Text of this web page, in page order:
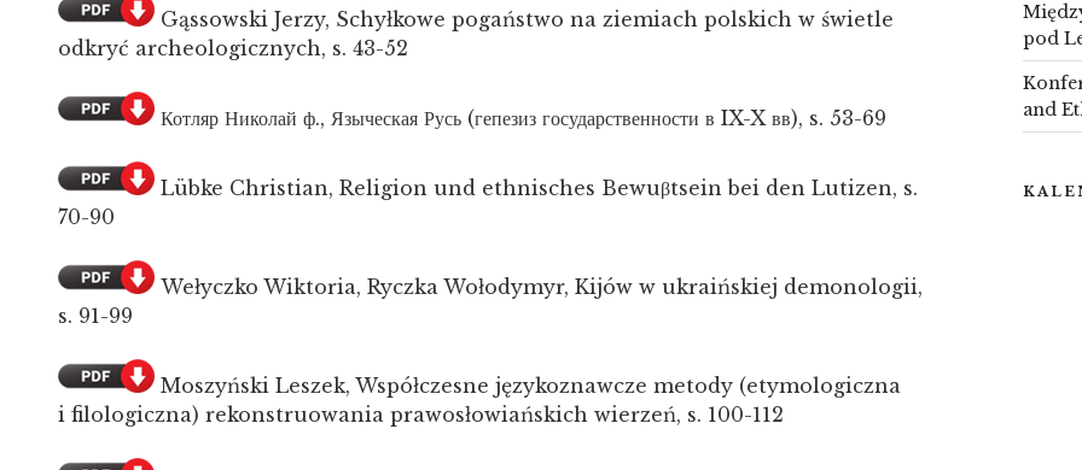
Gąssowski Jerzy, Schyłkowe pogaństwo na ziemiach polskich w świetle
odkryć archeologicznych, s. 43-52
Котляр Николай ф., Языческая Русь (гепезиз государственности в IX-X вв), s. 53-69
Lübke Christian, Religion und ethnisches Bewuβtsein bei den Lutizen, s.
70-90
Wełyczko Wiktoria, Ryczka Wołodymyr, Kijów w ukraińskiej demonologii,
s. 91-99
Moszyński Leszek, Współczesne językoznawcze metody (etymologiczna
i filologiczna) rekonstruowania prawosłowiańskich wierzeń, s. 100-112
pod
and